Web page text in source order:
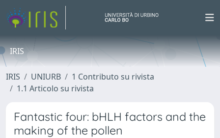
IRIS
IRIS UNIURB
1 Contributo su rivista
1.1 Articolo su rivista
Fantastic four: bHLH factors and the
making of the pollen